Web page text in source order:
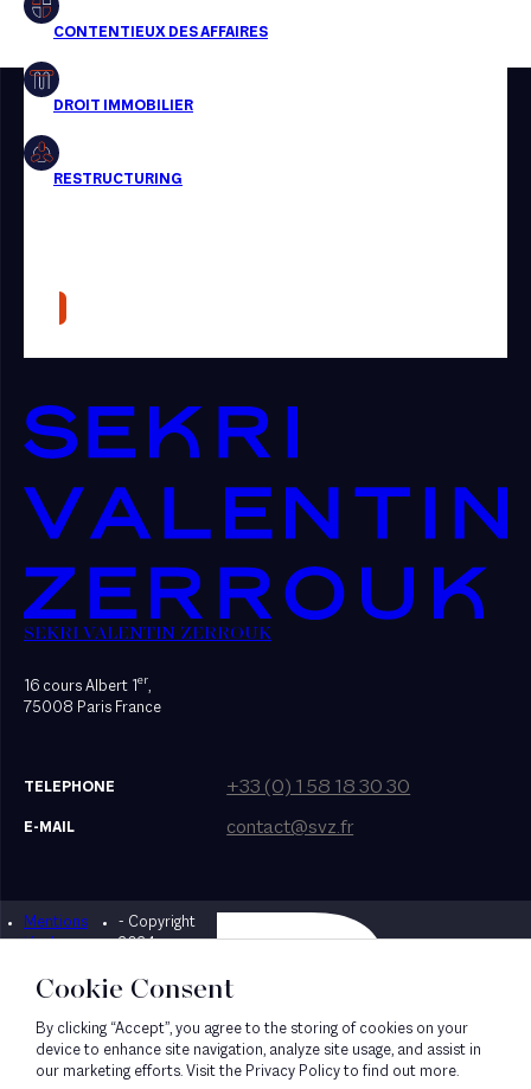
Droit immobilier
Restructuring
Presse
Aucun résultats pour cette recherche
SEKRI VALENTIN ZERROUK
16 cours Albert 1er,
75008 Paris France
TELEPHONE +33 (0) 1 58 18 30 30
E-MAIL contact@svz.fr
Mentions
légales
- Copyright
2024
Designed by Bonhomme
Cookie Consent
By clicking “Accept”, you agree to the storing of cookies on your
device to enhance site navigation, analyze site usage, and assist in
our marketing efforts. Visit the Privacy Policy to find out more.